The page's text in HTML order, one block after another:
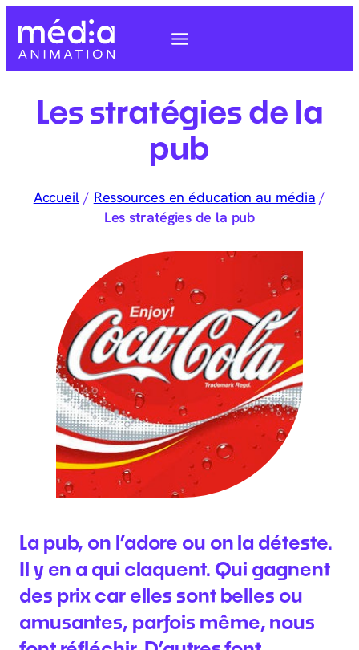
Les stratégies de la
pub
Accueil/ Ressources en éducation au média /
Les stratégies de la pub
La pub, on l’adore ou on la déteste.
Il y en a qui claquent. Qui gagnent
des prix car elles sont belles ou
amusantes, parfois même, nous